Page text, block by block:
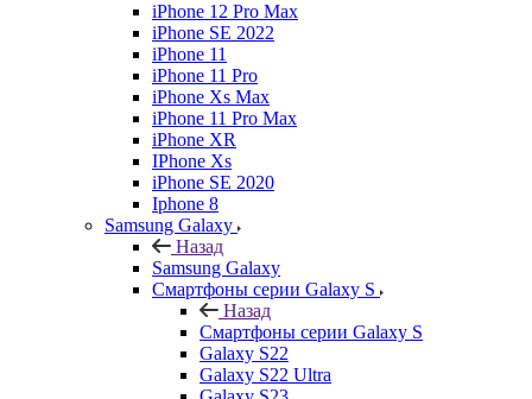
iPhone 12 Pro Max
iPhone SE 2022
iPhone 11
iPhone 11 Pro
iPhone Xs Max
iPhone 11 Pro Max
iPhone XR
IPhone Xs
iPhone SE 2020
Iphone 8
Samsung Galaxy
Назад
Samsung Galaxy
Смартфоны серии Galaxy S
Назад
Смартфоны серии Galaxy S
Galaxy S22
Galaxy S22 Ultra